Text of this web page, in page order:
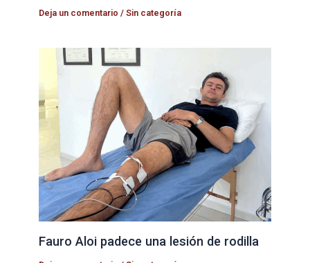
Deja un comentario /Sin categoría
Fauro Aloi padece una lesión de rodilla